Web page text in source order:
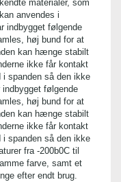
materialer, som
anvendes i
indbygget følgende
høj bund for at
kan hænge stabilt
ikke får kontakt
i spanden så den ikke
følgende
høj bund for at
kan hænge stabilt
ikke får kontakt
i spanden så den ikke
fra -200b0C til
farve, samt et
efter endt brug.